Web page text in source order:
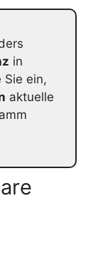
in
ein,
aktuelle